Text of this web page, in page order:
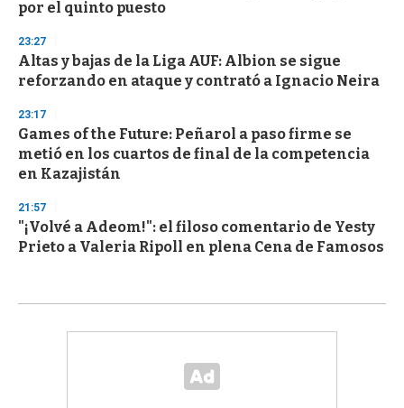
por el quinto puesto
23:27
Altas y bajas de la Liga AUF: Albion se sigue
reforzando en ataque y contrató a Ignacio Neira
23:17
Games of the Future: Peñarol a paso firme se
metió en los cuartos de final de la competencia
en Kazajistán
21:57
"¡Volvé a Adeom!": el filoso comentario de Yesty
Prieto a Valeria Ripoll en plena Cena de Famosos